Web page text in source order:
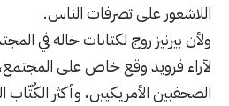
اللاشعور على تصرفات الناس.
ولأن بيرنيز روج لكتابات خاله في
لآراء فرويد وقع خاص على المجتمع،
الصحفيين الأمريكيين، وأكثر الكُتّاب